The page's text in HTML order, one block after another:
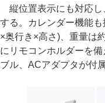
縦位置表示にも対応し
する。カレンダー機能
×奥行き×高さ)、重量は
にリモコンホルダーを
ブル、ACアダプタが付属